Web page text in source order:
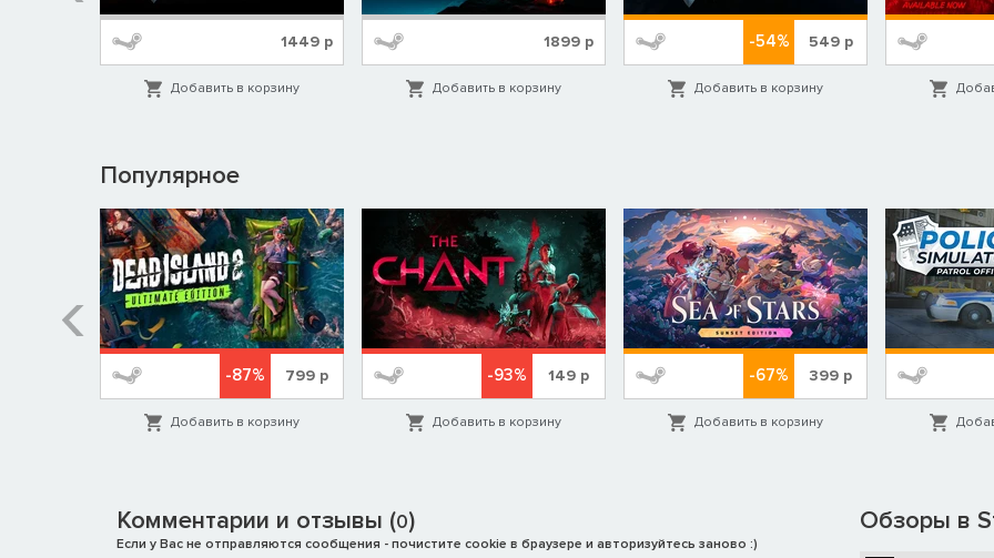
1449 р
Добавить в корзину
1899 р
Добавить в корзину
-54% 549р
Добавить в корзину
Популярное
-87% 799 р
Добавить в корзину
-93% 149 р
Добавить в корзину
-67% 399 р
Добавить в корзину
Комментарии и отзывы (0)
Если у Вас не отправляются сообщения - почистите cookie в браузере и авторизуйтесь заново :)
Обзоры в